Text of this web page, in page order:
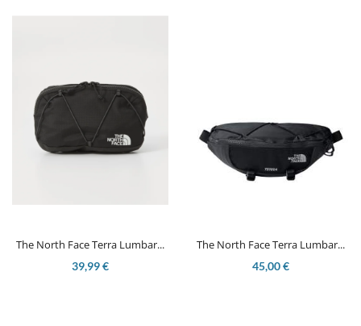
The North Face Terra Lumbar...
39,99 €
The North Face Terra Lumbar...
45,00 €